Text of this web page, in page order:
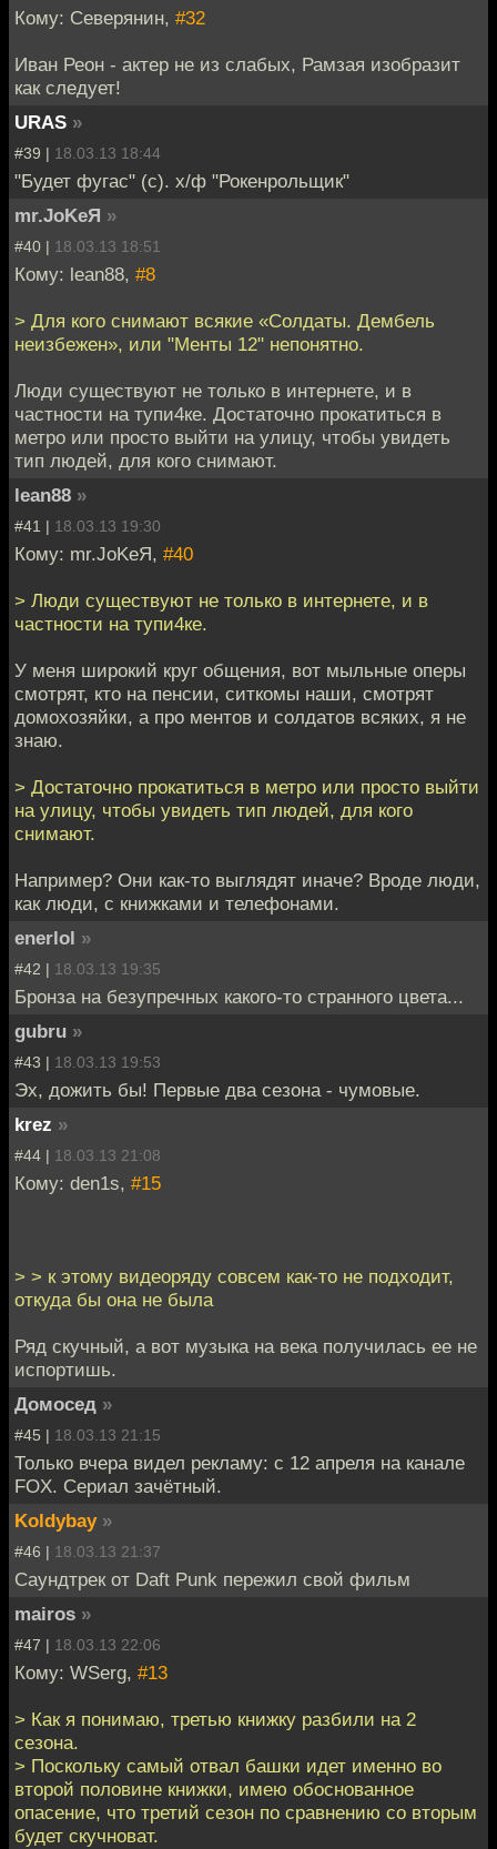
Кому: Северянин, #32
Иван Реон - актер не из слабых, Рамзая изобразит
как следует!
URAS »
#39 | 18.03.13 18:44
"Будет фугас" (с). х/ф "Рокенрольщик"
mr.JoKeЯ »
#40 | 18.03.13 18:51
Кому: lean88, #8
> Для кого снимают всякие «Солдаты. Дембель
неизбежен», или "Менты 12" непонятно.
Люди существуют не только в интернете, и в
частности на тупи4ке. Достаточно прокатиться в
метро или просто выйти на улицу, чтобы увидеть
тип людей, для кого снимают.
lean88 »
#41 | 18.03.13 19:30
Кому: mr.JoKeЯ, #40
> Люди существуют не только в интернете, и в
частности на тупи4ке.
У меня широкий круг общения, вот мыльные оперы
смотрят, кто на пенсии, ситкомы наши, смотрят
домохозяйки, а про ментов и солдатов всяких, я не
знаю.
> Достаточно прокатиться в метро или просто выйти
на улицу, чтобы увидеть тип людей, для кого
снимают.
Например? Они как-то выглядят иначе? Вроде люди,
как люди, с книжками и телефонами.
enerlol »
#42 | 18.03.13 19:35
Бронза на безупречных какого-то странного цвета...
gubru »
#43 | 18.03.13 19:53
Эх, дожить бы! Первые два сезона - чумовые.
krez »
#44 | 18.03.13 21:08
Кому: den1s, #15
> > к этому видеоряду совсем как-то не подходит,
откуда бы она не была
Ряд скучный, а вот музыка на века получилась ее не
испортишь.
Домосед »
#45 | 18.03.13 21:15
Только вчера видел рекламу: с 12 апреля на канале
FOX. Сериал зачётный.
Koldybay »
#46 | 18.03.13 21:37
Саундтрек от Daft Punk пережил свой фильм
mairos »
#47 | 18.03.13 22:06
Кому: WSerg, #13
> Как я понимаю, третью книжку разбили на 2
сезона.
> Поскольку самый отвал башки идет именно во
второй половине книжки, имею обоснованное
опасение, что третий сезон по сравнению со вторым
будет скучноват.